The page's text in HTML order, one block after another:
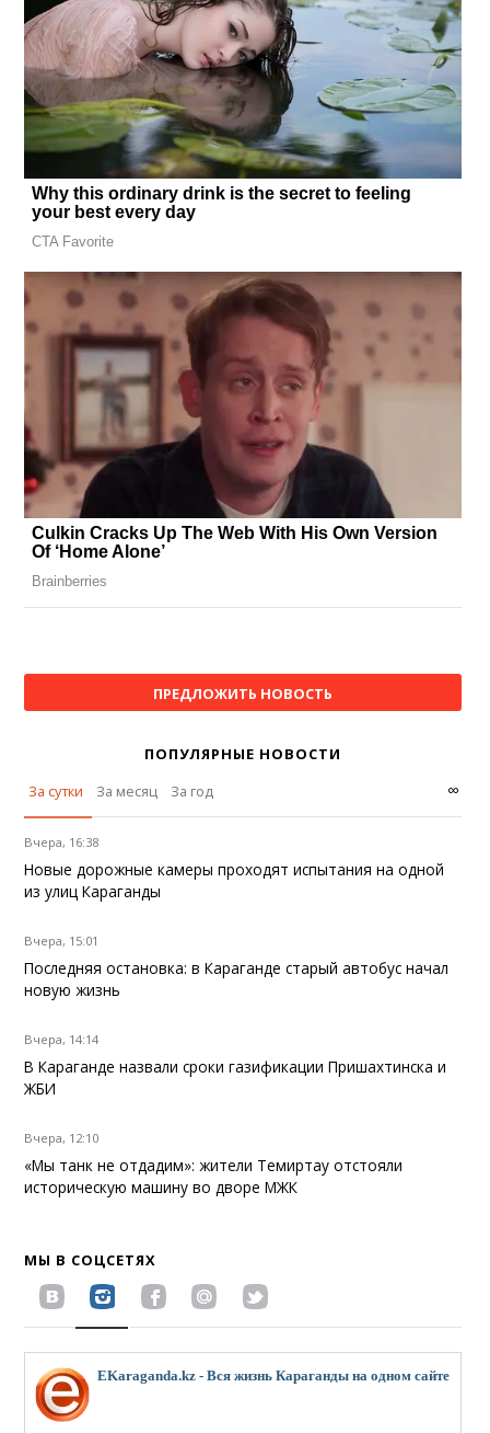
ПРЕДЛОЖИТЬ НОВОСТЬ
ПОПУЛЯРНЫЕ НОВОСТИ
За сутки
За месяц За год ∞
Вчера, 16:38
Новые дорожные камеры проходят испытания на одной
из улиц Караганды
Вчера, 15:01
Последняя остановка: в Караганде старый автобус начал
новую жизнь
Вчера, 14:14
В Караганде назвали сроки газификации Пришахтинска и
ЖБИ
Вчера, 12:10
«Мы танк не отдадим»: жители Темиртау отстояли
историческую машину во дворе МЖК
МЫ В СОЦСЕТЯХ
EKaraganda.kz - Вся жизнь Караганды на одном сайте